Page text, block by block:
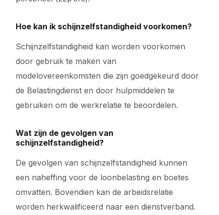
Hoe kan ik schijnzelfstandigheid voorkomen?
Schijnzelfstandigheid kan worden voorkomen
door gebruik te maken van
modelovereenkomsten die zijn goedgekeurd door
de Belastingdienst en door hulpmiddelen te
gebruiken om de werkrelatie te beoordelen.
Wat zijn de gevolgen van
schijnzelfstandigheid?
De gevolgen van schijnzelfstandigheid kunnen
een naheffing voor de loonbelasting en boetes
omvatten. Bovendien kan de arbeidsrelatie
worden herkwalificeerd naar een dienstverband.